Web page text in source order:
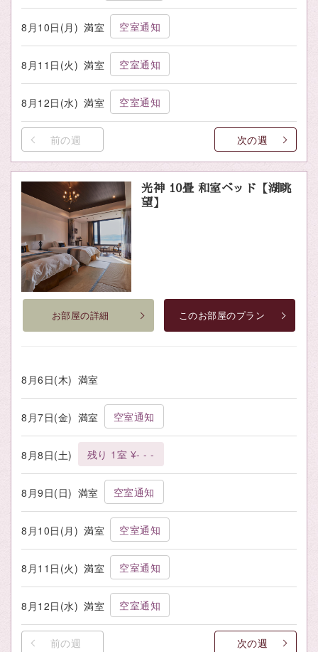
8月10日(月) 満室 空室通知
8月11日(火) 満室 空室通知
8月12日(水) 満室 空室通知
前の週 次の週
光神 10畳 和室ベッド【湖眺
望】
お部屋の詳細 このお部屋のプラン
8月6日(木) 満室
8月7日(金) 満室 空室通知
8月8日(土) 残り 1室 ¥- - -
8月9日(日) 満室 空室通知
8月10日(月) 満室 空室通知
8月11日(火) 満室 空室通知
8月12日(水) 満室 空室通知
前の週 次の週